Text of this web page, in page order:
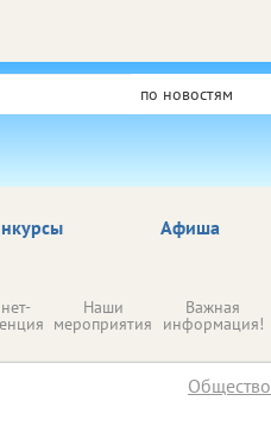
по новостям
Афиша
Наши
мероприятия
Важная
информация!
Общество